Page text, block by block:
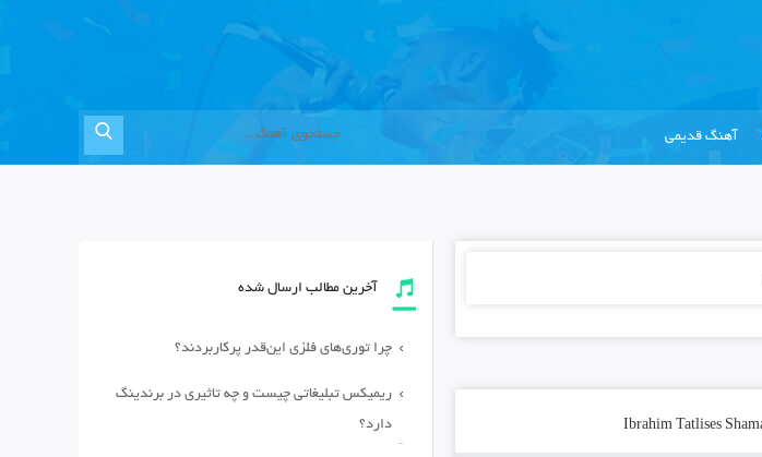
آهنگ قدیمی
آخرین مطالب ارسال شده
چرا توری‌های فلزی این‌قدر پرکاربردند؟
ریمیکس تبلیغاتی چیست و چه تاثیری در برندینگ
دارد؟